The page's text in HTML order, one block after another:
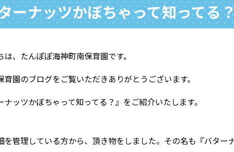
ーナッツかぼちゃって知ってる？
は、たんぽぽ海神町南保育園です。
育園のブログをご覧いただきありがとうございます。
ナッツかぼちゃって知ってる？』をご紹介いたします。
を管理している方から、頂き物をしました。その名も『バタ